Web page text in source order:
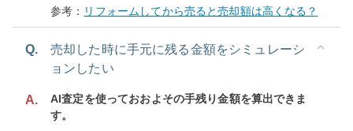
参考： リフォームしてから売ると売却額は高くなる？
Q.
売却した時に手元に残る金額をシミュレーシ
ョンしたい
A.
AI査定を使っておおよその手残り金額を算出できま
す。